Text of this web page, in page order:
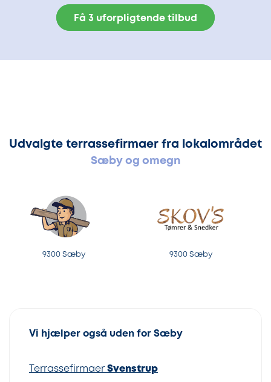
Få 3 uforpligtende tilbud
Udvalgte terrassefirmaer fra lokalområdet
Sæby og omegn
9300 Sæby 9300 Sæby
Vi hjælper også uden for Sæby
Terrassefirmaer Svenstrup